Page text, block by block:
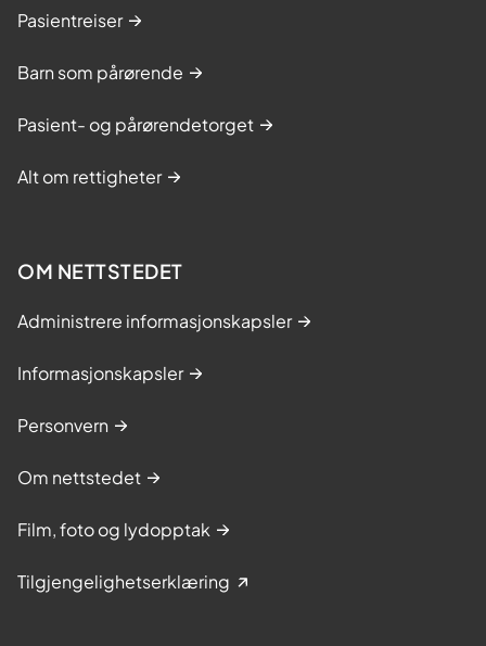
Pasientreiser
Barn som pårørende
Pasient- og pårørendetorget
Alt om rettigheter
OM NETTSTEDET
Administrere informasjonskapsler
Informasjonskapsler
Personvern
Om nettstedet
Film, foto og lydopptak
Tilgjengelighetserklæring